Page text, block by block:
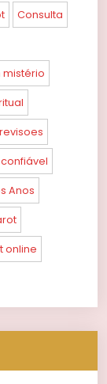
Consulta
mistério
Anos
online